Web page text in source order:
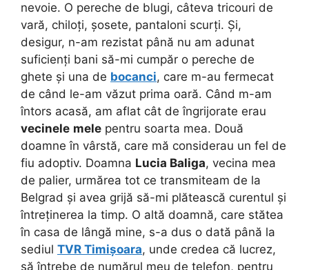
nevoie. O pereche de blugi, câteva tricouri de
vară, chiloți, șosete, pantaloni scurți. Și,
desigur, n-am rezistat până nu am adunat
suficienți bani să-mi cumpăr o pereche de
ghete și una de bocanci, care m-au fermecat
de când le-am văzut prima oară. Când m-am
întors acasă, am aflat cât de îngrijorate erau
vecinele mele pentru soarta mea. Două
doamne în vârstă, care mă considerau un fel de
fiu adoptiv. Doamna Lucia Baliga, vecina mea
de palier, urmărea tot ce transmiteam de la
Belgrad și avea grijă să-mi plătească curentul și
întreținerea la timp. O altă doamnă, care stătea
în casa de lângă mine, s-a dus o dată până la
sediul TVR Timișoara, unde credea că lucrez,
să întrebe de numărul meu de telefon, pentru